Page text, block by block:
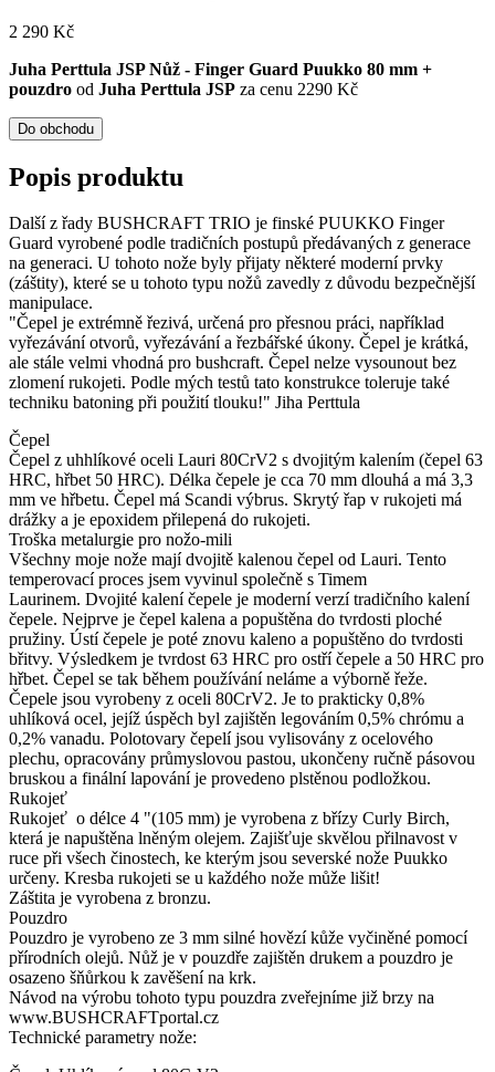
2 290 Kč
Juha Perttula JSP Nůž - Finger Guard Puukko 80 mm +
pouzdro od Juha Perttula JSP za cenu 2290 Kč
Do obchodu
Popis produktu
Další z řady BUSHCRAFT TRIO je finské PUUKKO Finger
Guard vyrobené podle tradičních postupů předávaných z generace
na generaci. U tohoto nože byly přijaty některé moderní prvky
(záštity), které se u tohoto typu nožů zavedly z důvodu bezpečnější
manipulace.
"Čepel je extrémně řezivá, určená pro přesnou práci, například
vyřezávání otvorů, vyřezávání a řezbářské úkony. Čepel je krátká,
ale stále velmi vhodná pro bushcraft. Čepel nelze vysounout bez
zlomení rukojeti. Podle mých testů tato konstrukce toleruje také
techniku batoning při použití tlouku!" Jiha Perttula
Čepel
Čepel z uhhlíkové oceli Lauri 80CrV2 s dvojitým kalením (čepel 63
HRC, hřbet 50 HRC). Délka čepele je cca 70 mm dlouhá a má 3,3
mm ve hřbetu. Čepel má Scandi výbrus. Skrytý řap v rukojeti má
drážky a je epoxidem přilepená do rukojeti.
Troška metalurgie pro nožo-mili
Všechny moje nože mají dvojitě kalenou čepel od Lauri. Tento
temperovací proces jsem vyvinul společně s Timem
Laurinem. Dvojité kalení čepele je moderní verzí tradičního kalení
čepele. Nejprve je čepel kalena a popuštěna do tvrdosti ploché
pružiny. Ústí čepele je poté znovu kaleno a popuštěno do tvrdosti
břitvy. Výsledkem je tvrdost 63 HRC pro ostří čepele a 50 HRC pro
hřbet. Čepel se tak během používání neláme a výborně řeže.
Čepele jsou vyrobeny z oceli 80CrV2. Je to prakticky 0,8%
uhlíková ocel, jejíž úspěch byl zajištěn legováním 0,5% chrómu a
0,2% vanadu. Polotovary čepelí jsou vylisovány z ocelového
plechu, opracovány průmyslovou pastou, ukončeny ručně pásovou
bruskou a finální lapování je provedeno plstěnou podložkou.
Rukojeť
Rukojeť o délce 4 "(105 mm) je vyrobena z břízy Curly Birch,
která je napuštěna lněným olejem. Zajišťuje skvělou přilnavost v
ruce při všech činostech, ke kterým jsou severské nože Puukko
určeny. Kresba rukojeti se u každého nože může lišit!
Záštita je vyrobena z bronzu.
Pouzdro
Pouzdro je vyrobeno ze 3 mm silné hovězí kůže vyčiněné pomocí
přírodních olejů. Nůž je v pouzdře zajištěn drukem a pouzdro je
osazeno šňůrkou k zavěšení na krk.
Návod na výrobu tohoto typu pouzdra zveřejníme již brzy na
www.BUSHCRAFTportal.cz
Technické parametry nože: